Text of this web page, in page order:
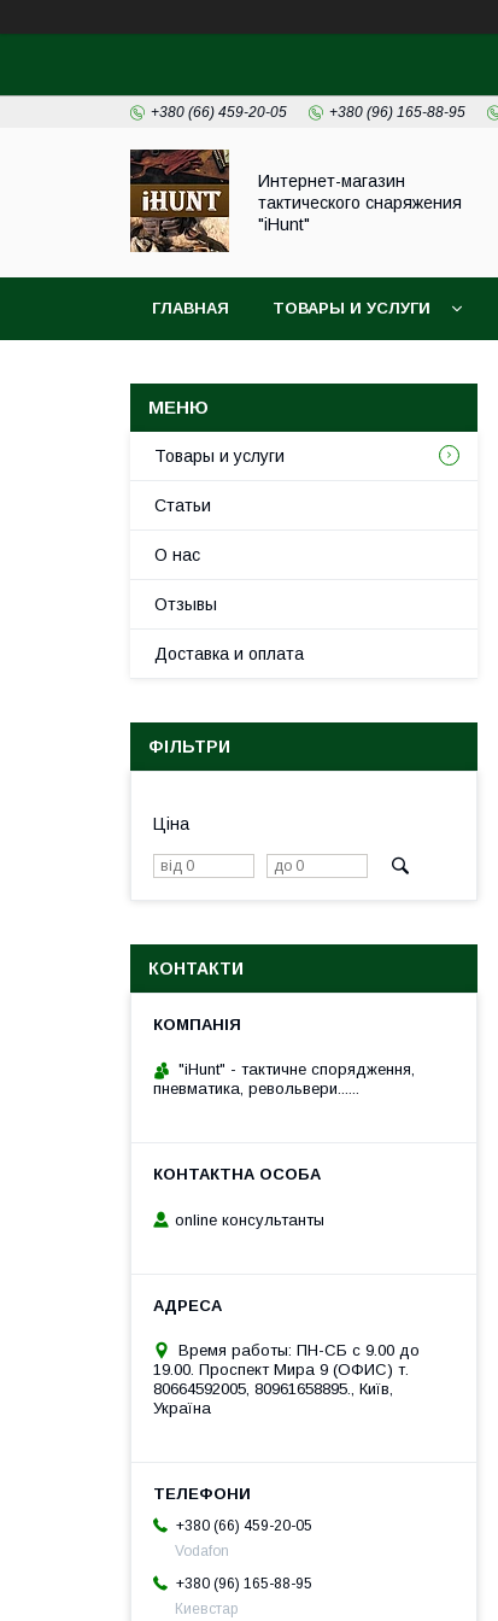
+380 (66) 459-20-05 +380 (96) 165-88-95
Интернет-магазин
тактического снаряжения
"iHunt"
ГЛАВНАЯ ТОВАРЫ И УСЛУГИ
Товары и услуги
Статьи
О нас
Отзывы
Доставка и оплата
ФІЛЬТРИ
Ціна
КОНТАКТИ
"iHunt" - тактичне спорядження,
пневматика, револьвери......
online консультанты
Время работы: ПН-СБ с 9.00 до
19.00. Проспект Мира 9 (ОФИС) т.
80664592005, 80961658895., Київ,
Україна
+380 (66) 459-20-05
Vodafon
+380 (96) 165-88-95
Киевстар